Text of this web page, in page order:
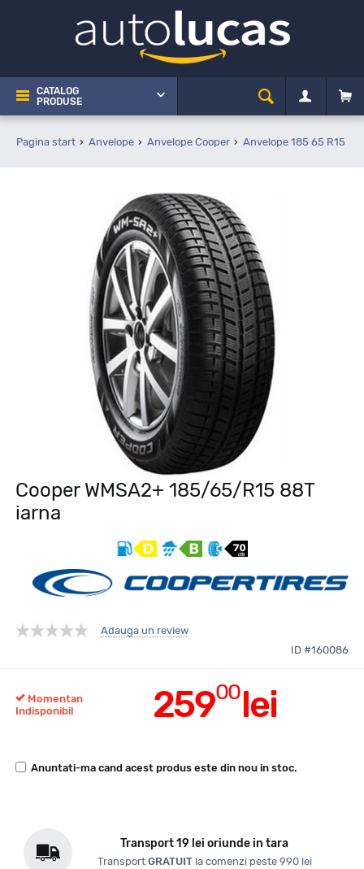
CATALOG
PRODUSE
Pagina start Anvelope Anvelope Cooper Anvelope 185 65 R15
Cooper WMSA2+ 185/65/R15 88T
iarna
Adauga un review
ID #160086
25900lei
Momentan
Indisponibil
Anuntati-ma cand acest produs este din nou in stoc.
Transport 19 lei oriunde in tara
Transport GRATUITla comenzi peste 990 lei